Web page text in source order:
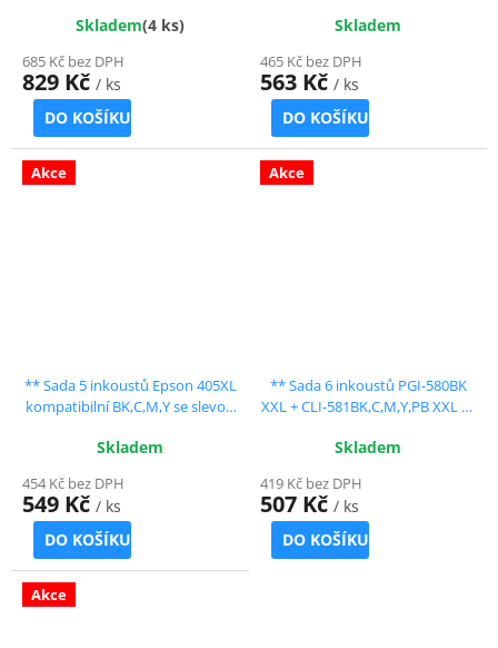
Skladem(4 ks)
685 Kč bez DPH
829 Kč / ks
DO KOŠÍKU
Skladem
465 Kč bez DPH
563 Kč / ks
DO KOŠÍKU
Akce
** Sada 5 inkoustů Epson 405XL
kompatibilní BK,C,M,Y se slevou
Skladem
454 Kč bez DPH
549 Kč / ks
DO KOŠÍKU
Akce
** Sada 6 inkoustů PGI-580BK
XXL + CLI-581BK,C,M,Y,PB XXL se
Skladem
419 Kč bez DPH
507 Kč / ks
DO KOŠÍKU
Akce